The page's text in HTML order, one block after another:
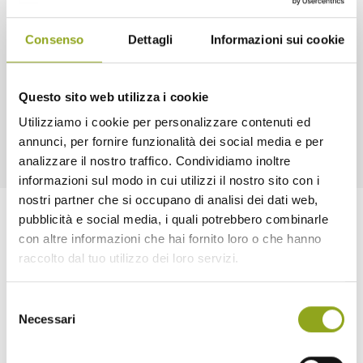
Consenso Dettagli Informazioni sui cookie
Questo sito web utilizza i cookie
Utilizziamo i cookie per personalizzare contenuti ed
annunci, per fornire funzionalità dei social media e per
analizzare il nostro traffico. Condividiamo inoltre
informazioni sul modo in cui utilizzi il nostro sito con i
nostri partner che si occupano di analisi dei dati web,
pubblicità e social media, i quali potrebbero combinarle
con altre informazioni che hai fornito loro o che hanno
raccolto dal tuo utilizzo dei loro servizi.
delNecessari
Preparati a vivere un’esperienza unica che ti farà viaggiare
Per info ed iscrizioni: sabatino.annecchiarico@gmail.com – tel.
+39 340 655 9653